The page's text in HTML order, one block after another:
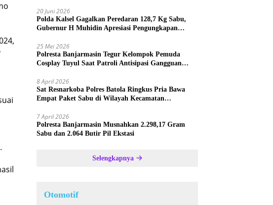
20 Juni 2026
Polda Kalsel Gagalkan Peredaran 128,7 Kg Sabu,
Gubernur H Muhidin Apresiasi Pengungkapan
25 Mei 2026
Polresta Banjarmasin Tegur Kelompok Pemuda
Cosplay Tuyul Saat Patroli Antisipasi Gangguan
8 April 2026
Sat Resnarkoba Polres Batola Ringkus Pria Bawa
Empat Paket Sabu di Wilayah Kecamatan
7 April 2026
Polresta Banjarmasin Musnahkan 2.298,17 Gram
Sabu dan 2.064 Butir Pil Ekstasi
Selengkapnya
Otomotif